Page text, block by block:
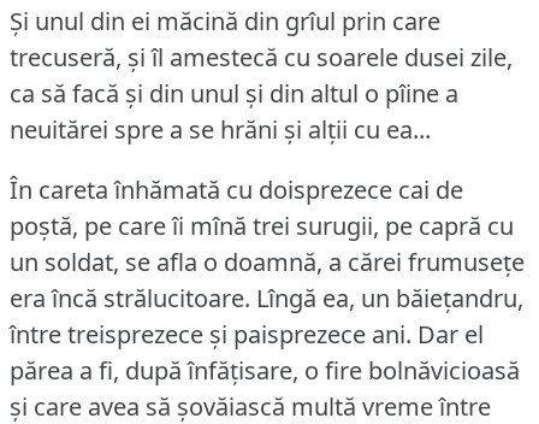
Și unul din ei măcină din grîul prin care
trecuseră, și îl amestecă cu soarele dusei zile,
ca să facă și din unul și din altul o pîine a
neuitărei spre a se hrăni și alții cu ea...
În careta înhămată cu doisprezece cai de
poștă, pe care îi mînă trei surugii, pe capră cu
un soldat, se afla o doamnă, a cărei frumusețe
era încă strălucitoare. Lîngă ea, un băiețandru,
între treisprezece și paisprezece ani. Dar el
părea a fi, după înfățisare, o fire bolnăvicioasă
și care avea să șovăiască multă vreme între